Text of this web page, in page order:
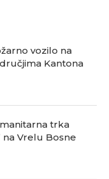
vozilo na
Kantona
trka
na Vrelu Bosne